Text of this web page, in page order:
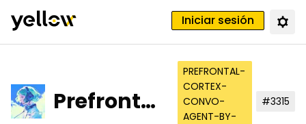
Iniciar sesión
Prefrontal
PREFRONTAL-
CORTEX-
CONVO-
AGENT-BY-
#3315